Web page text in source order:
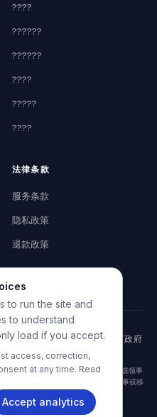
to run the site and
to understand
load if you accept.
access, correction,
at any time. Read
Accept analytics
????
??????
??????
????
?????
????
法律条款
服务条款
隐私政策
退款政策
私人申请准备工具——与任何政府
准备工具。与任何政府机构、大使馆或领事
或拒签。最终签证决定完全由相关领事或移
任何签证决定承担责任。